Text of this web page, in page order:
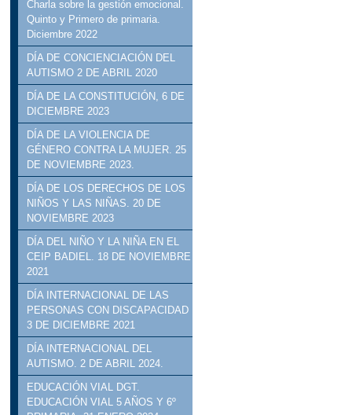
Charla sobre la gestión emocional.
Quinto y Primero de primaria.
Diciembre 2022
DÍA DE CONCIENCIACIÓN DEL
AUTISMO 2 DE ABRIL 2020
DÍA DE LA CONSTITUCIÓN, 6 DE
DICIEMBRE 2023
DÍA DE LA VIOLENCIA DE
GÉNERO CONTRA LA MUJER. 25
DE NOVIEMBRE 2023.
DÍA DE LOS DERECHOS DE LOS
NIÑOS Y LAS NIÑAS. 20 DE
NOVIEMBRE 2023
DÍA DEL NIÑO Y LA NIÑA EN EL
CEIP BADIEL. 18 DE NOVIEMBRE
2021
DÍA INTERNACIONAL DE LAS
PERSONAS CON DISCAPACIDAD
3 DE DICIEMBRE 2021
DÍA INTERNACIONAL DEL
AUTISMO. 2 DE ABRIL 2024.
EDUCACIÓN VIAL DGT.
EDUCACIÓN VIAL 5 AÑOS Y 6º